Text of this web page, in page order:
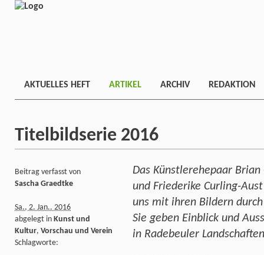
AKTUELLES HEFT ARTIKEL ARCHIV REDAKTION
Titelbildserie 2016
Das Künstlerehepaar Brian
und Friederike Curling-
uns mit ihren Bildern durch
Sie geben Einblick und
in Radebeuler
Beitrag verfasst von
Sascha Graedtke
Sa., 2. Jan.. 2016
abgelegt in Kunst und
Kultur, Vorschau und Verein
Schlagworte: